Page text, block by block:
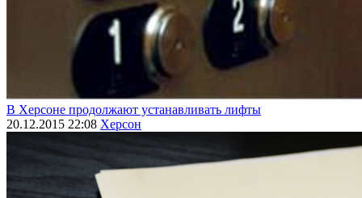
В Херсоне продолжают устанавливать лифты
20.12.2015 22:08 Херсон